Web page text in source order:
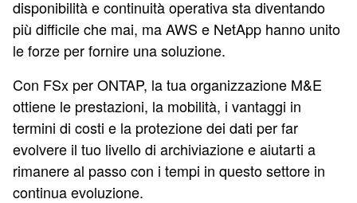
disponibilità e continuità operativa sta diventando
più difficile che mai, ma AWS e NetApp hanno unito
le forze per fornire una soluzione.
Con FSx per ONTAP, la tua organizzazione M&E
ottiene le prestazioni, la mobilità, i vantaggi in
termini di costi e la protezione dei dati per far
evolvere il tuo livello di archiviazione e aiutarti a
rimanere al passo con i tempi in questo settore in
continua evoluzione.